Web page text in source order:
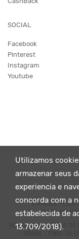
Utilizamos
armazenar seus
experiencia e
concorda com a
estabelecida de
13.709/2018).
SOCIAL
Facebook
Pinterest
Instagram
Youtube
© KING55 - LOJA
07.438.330/
RUA DOUTOR VIRGÍLIO